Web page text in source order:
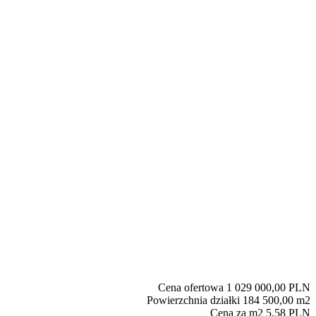
Cena ofertowa 1 029 000,00 PLN
Powierzchnia działki 184 500,00 m2
Cena za m2 5,58 PLN